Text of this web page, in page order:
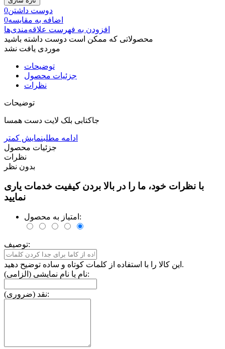
دوست داشتن0
اضافه به مقایسه0
افزودن به فهرست علاقه‌مندی‌ها
محصولاتی که ممکن است دوست داشته باشید
موردی یافت نشد
توضیحات
جزئیات محصول
نظرات
توضیحات
جاکتابی بلک لایت دست همسا
ادامه مطلبنمایش کمتر
جزئیات محصول
نظرات
بدون نظر
با نظرات خود، ما را در بالا بردن کیفیت خدمات یاری
نمایید
امتیاز به محصول:
توصیف:
این کالا را با استفاده از کلمات کوتاه و ساده توضیح دهید.
نام یا نام نمایشی (الزامی):
نقد (ضروری):